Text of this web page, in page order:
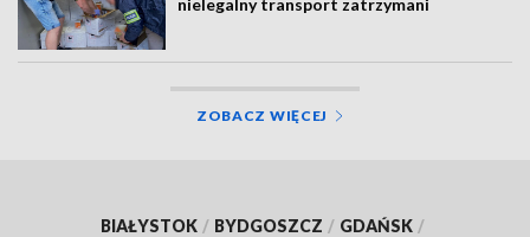
nielegalny transport zatrzymani
ZOBACZ WIĘCEJ
BIAŁYSTOK / BYDGOSZCZ / GDAŃSK /